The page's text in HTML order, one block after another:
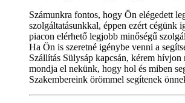
Számunkra fontos, hogy Ön elégedett
szolgáltatásunkkal, éppen ezért cégünk
piacon elérhető legjobb minőségű
Ha Ön is szeretné igénybe venni a
Szállítás Sülysáp kapcsán, kérem hívjon
mondja el nekünk, hogy hol és miben
Szakembereink örömmel segítenek